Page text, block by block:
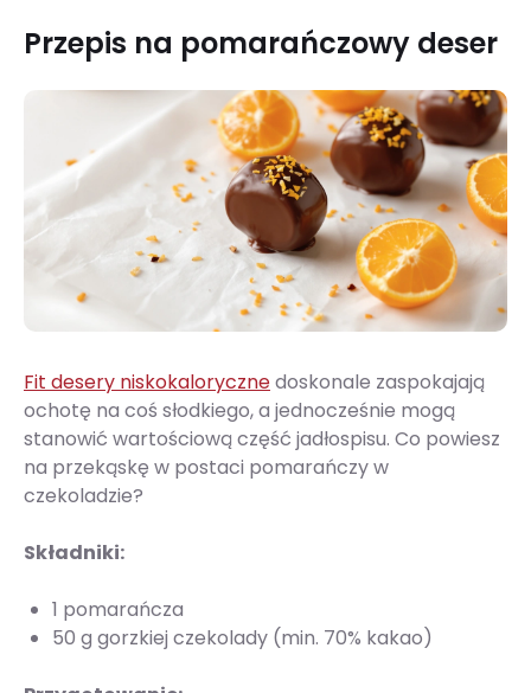
Przepis na pomarańczowy deser
Fit desery niskokalorycznedoskonale zaspokajają
ochotę na coś słodkiego, a jednocześnie mogą
stanowić wartościową część jadłospisu. Co powiesz
na przekąskę w postaci pomarańczy w
czekoladzie?
Składniki:
1 pomarańcza
50 g gorzkiej czekolady (min. 70% kakao)